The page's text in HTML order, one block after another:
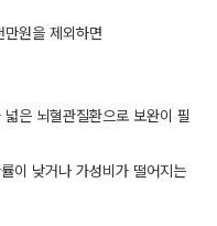
원을 제외하면
은 뇌혈관질환으로 보완이 필
이 낮거나 가성비가 떨어지는